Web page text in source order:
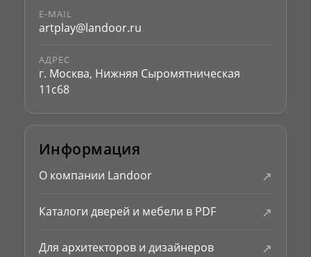
E-MAIL
artplay@landoor.ru
АДРЕС
г. Москва, Нижняя Сыромятническая
11с68
Информация
О компании Landoor ↗
Каталоги дверей и мебели в PDF ↗
Для архитекторов и дизайнеров ↗